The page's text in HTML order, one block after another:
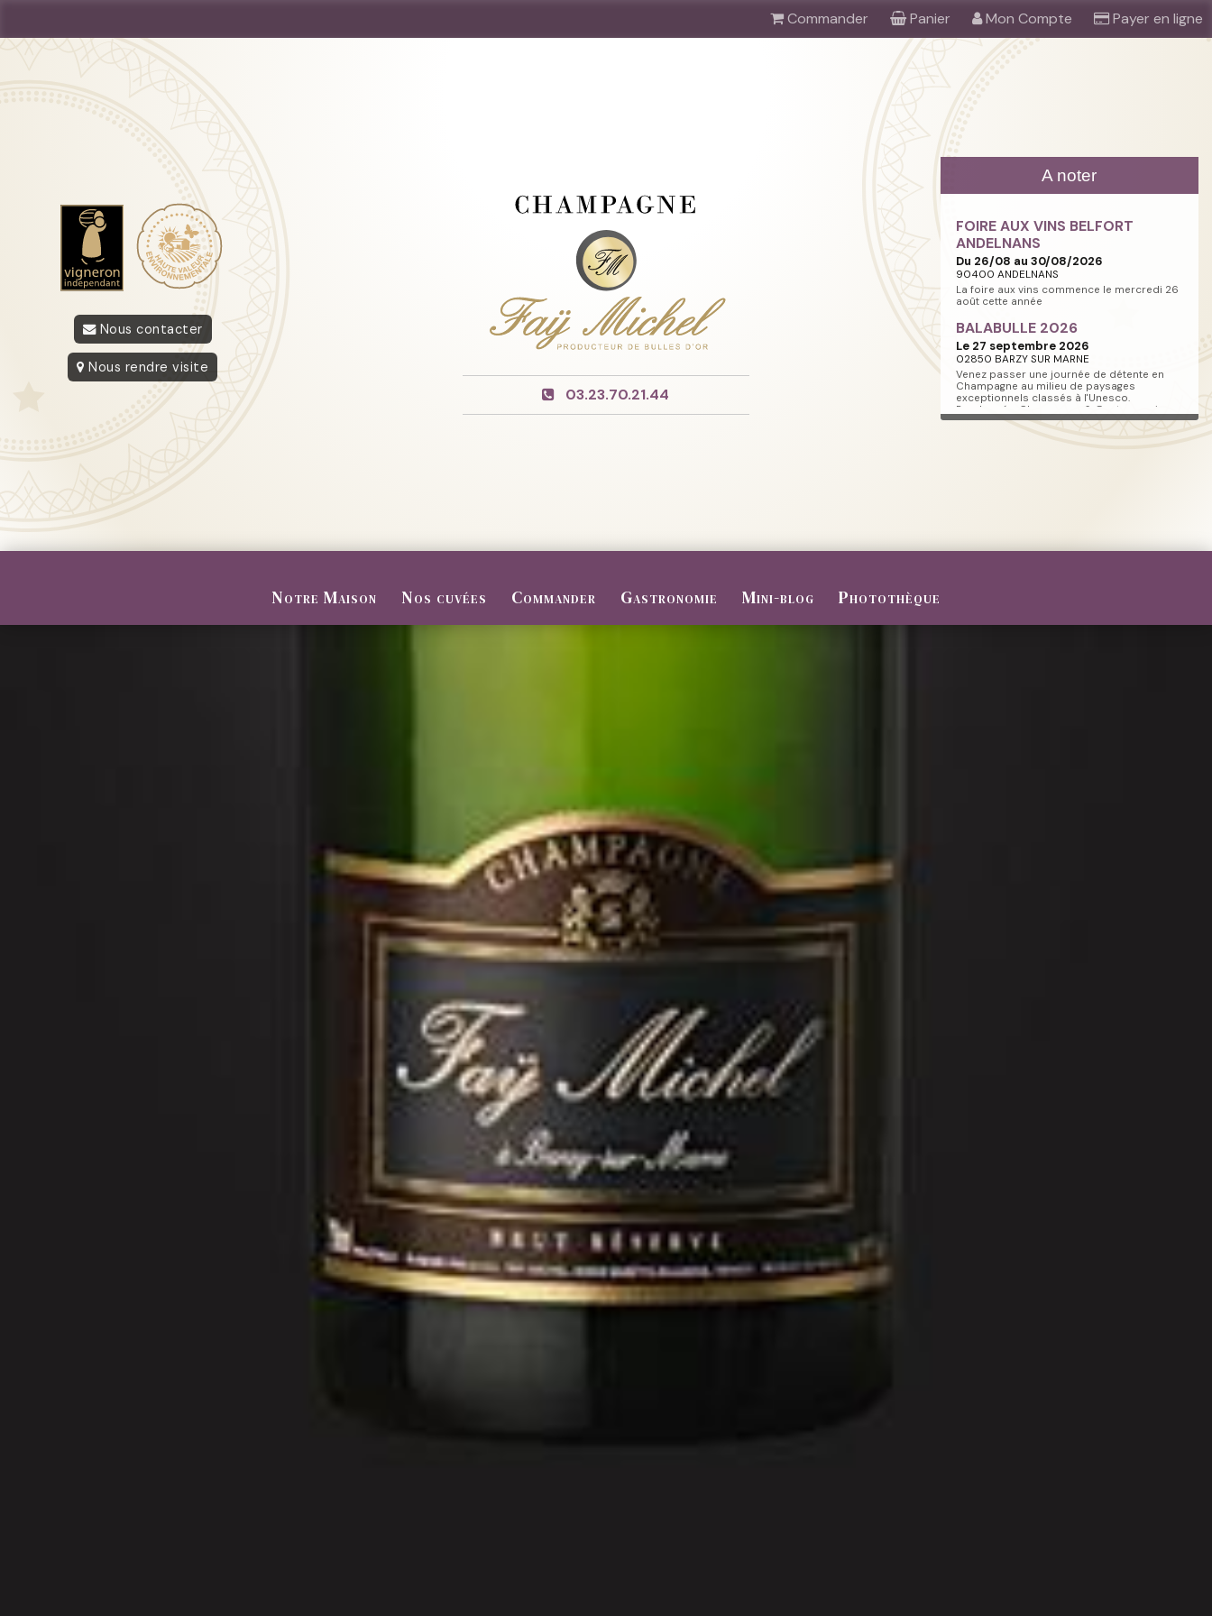
Commander Panier Mon Compte Payer en ligne
Nous contacter
Nous rendre visite
03.23.70.21.44
A noter
FOIRE AUX VINS BELFORT
ANDELNANS
Du 26/08 au 30/08/2026
90400 ANDELNANS
La foire aux vins commence le mercredi 26
août cette année
BALABULLE 2026
Le 27 septembre 2026
02850 BARZY SUR MARNE
Venez passer une journée de détente en
Champagne au milieu de paysages
exceptionnels classés à l'Unesco.
Randonnée, Champagne & Gastronomie au
RDV.
Notre Maison Nos cuvées Commander Gastronomie Mini-blog Photothèque